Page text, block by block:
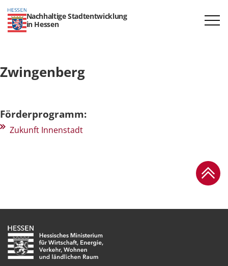
Nachhaltige Stadtentwicklung
in Hessen
Zwingenberg
Förderprogramm:
Zukunft Innenstadt
Zum